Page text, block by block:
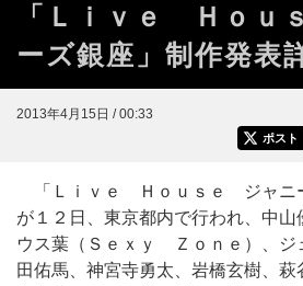
「Ｌｉｖｅ Ｈｏｕ
ーズ銀座」制作発表
2013年4月15日 / 00:33
ポスト
「Ｌｉｖｅ Ｈｏｕｓｅ ジャニ
が１２日、東京都内で行われ、中山
ウス葉（Ｓｅｘｙ Ｚｏｎｅ）、ジ
田佑馬、神宮寺勇太、岩橋玄樹、